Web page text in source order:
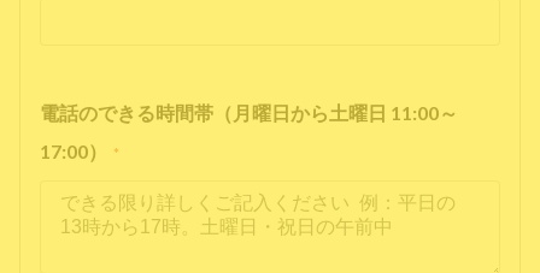
電話のできる時間帯（月曜日から土曜日 11:00～
17:00）
*